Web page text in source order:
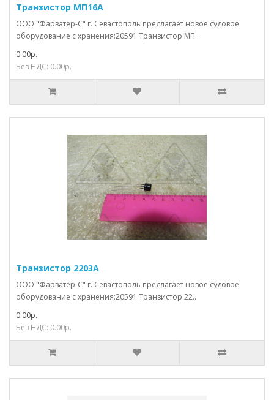
Транзистор МП16А
ООО "Фарватер-С" г. Севастополь предлагает новое судовое
оборудование с хранения:20591 Транзистор МП..
0.00р.
Без НДС: 0.00р.
Транзистор 2203А
ООО "Фарватер-С" г. Севастополь предлагает новое судовое
оборудование с хранения:20591 Транзистор 22..
0.00р.
Без НДС: 0.00р.